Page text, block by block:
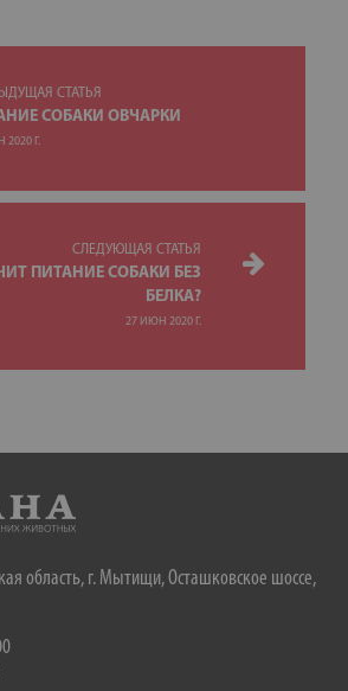
СТАТЬЯ
СОБАКИ ОВЧАРКИ
Г.
СЛЕДУЮЩАЯ СТАТЬЯ
ПИТАНИЕ СОБАКИ БЕЗ
БЕЛКА?
27 ИЮН 2020 Г.
область, г. Мытищи, Осташковское шоссе,